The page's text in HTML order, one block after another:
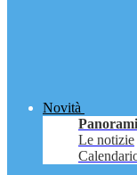
Novità
Le notizie